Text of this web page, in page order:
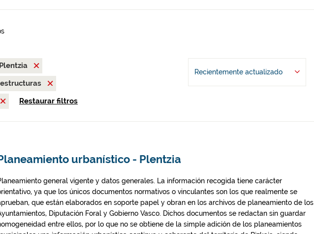
Restaurar filtros
Recientemente actualizado
urbanístico - Plentzia
general vigente y datos generales. La información recogida tiene carácter
ya que los únicos documentos normativos o vinculantes son los que realmente se
que están elaborados en soporte papel y obran en los archivos de planeamiento de los
Diputación Foral y Gobierno Vasco. Dichos documentos se redactan sin guardar
entre ellos, por lo que no se obtiene de la simple adición de los planeamientos